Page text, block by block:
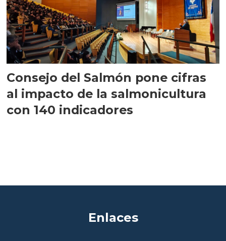
Consejo del Salmón pone cifras
al impacto de la salmonicultura
con 140 indicadores
Enlaces